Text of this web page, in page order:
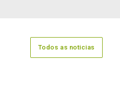
Todos as noticias